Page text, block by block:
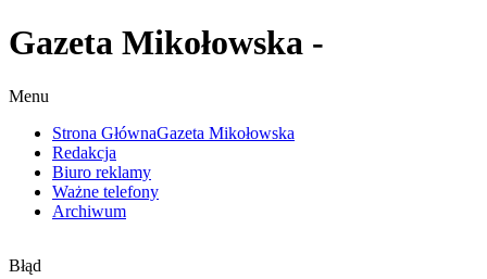
Gazeta Mikołowska -
Menu
Strona GłównaGazeta Mikołowska
Redakcja
Biuro reklamy
Ważne telefony
Archiwum
Błąd